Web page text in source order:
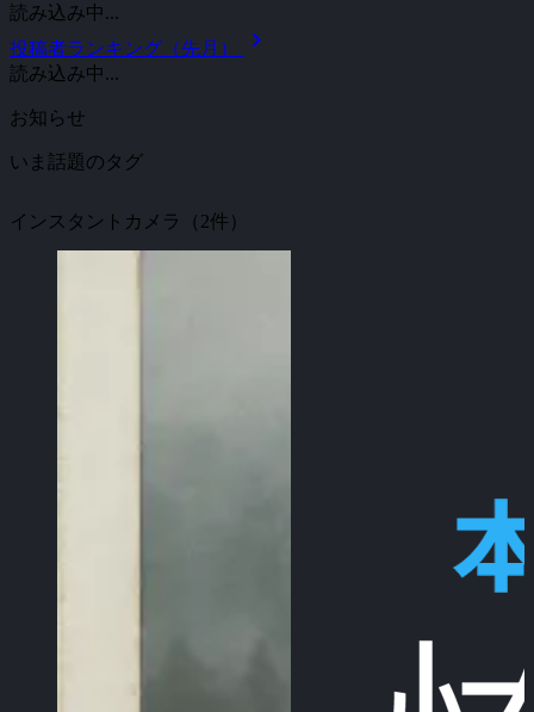
読み込み中...
投稿者ランキング（先月）
chevron_right
読み込み中...
お知らせ
いま話題のタグ
インスタントカメラ（2件）